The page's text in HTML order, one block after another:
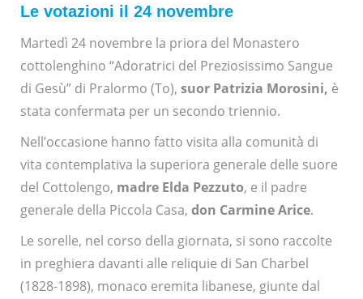
Le votazioni il 24 novembre
Martedì 24 novembre la priora del Monastero
cottolenghino “Adoratrici del Preziosissimo Sangue
di Gesù” di Pralormo (To), suor Patrizia Morosini, è
stata confermata per un secondo triennio.
Nell’occasione hanno fatto visita alla comunità di
vita contemplativa la superiora generale delle suore
del Cottolengo, madre Elda Pezzuto, e il padre
generale della Piccola Casa, don Carmine Arice.
Le sorelle, nel corso della giornata, si sono raccolte
in preghiera davanti alle reliquie di San Charbel
(1828-1898), monaco eremita libanese, giunte dal